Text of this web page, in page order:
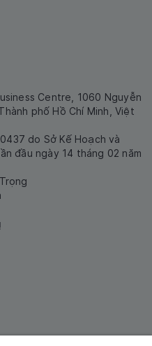
Centre, 1060 Nguyễn
phố Hồ Chí Minh, Việt
do Sở Kế Hoạch và
đầu ngày 14 tháng 02 năm